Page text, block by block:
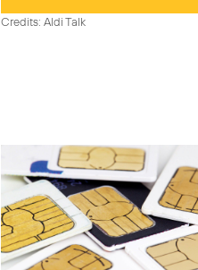
Credits: Aldi Talk